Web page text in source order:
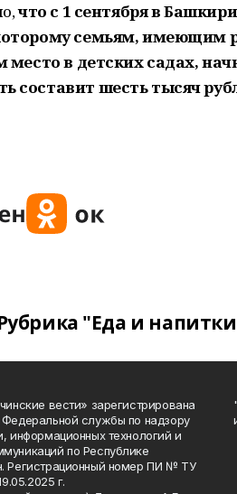
что с 1 сентября в
семьям, имеющим
в детских садах,
составит шесть тысяч
"Еда и
вести» зарегистрирована
службы по надзору
информационных технологий и
по Республике
Регистрационный номер ПИ № ТУ
г.